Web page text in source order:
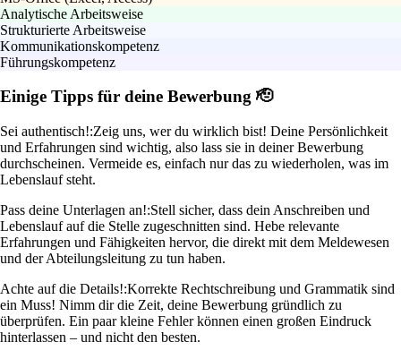
Analytische Arbeitsweise
Strukturierte Arbeitsweise
Kommunikationskompetenz
Führungskompetenz
Einige Tipps für deine Bewerbung 🫡
Sei authentisch!:Zeig uns, wer du wirklich bist! Deine Persönlichkeit
und Erfahrungen sind wichtig, also lass sie in deiner Bewerbung
durchscheinen. Vermeide es, einfach nur das zu wiederholen, was im
Lebenslauf steht.
Pass deine Unterlagen an!:Stell sicher, dass dein Anschreiben und
Lebenslauf auf die Stelle zugeschnitten sind. Hebe relevante
Erfahrungen und Fähigkeiten hervor, die direkt mit dem Meldewesen
und der Abteilungsleitung zu tun haben.
Achte auf die Details!:Korrekte Rechtschreibung und Grammatik sind
ein Muss! Nimm dir die Zeit, deine Bewerbung gründlich zu
überprüfen. Ein paar kleine Fehler können einen großen Eindruck
hinterlassen – und nicht den besten.